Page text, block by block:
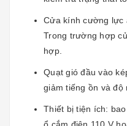
Cửa kính cường lực
Trong trường hợp
hợp.
Quạt gió đầu vào
giảm tiếng ồn và độ
Thiết bị tiện ích: